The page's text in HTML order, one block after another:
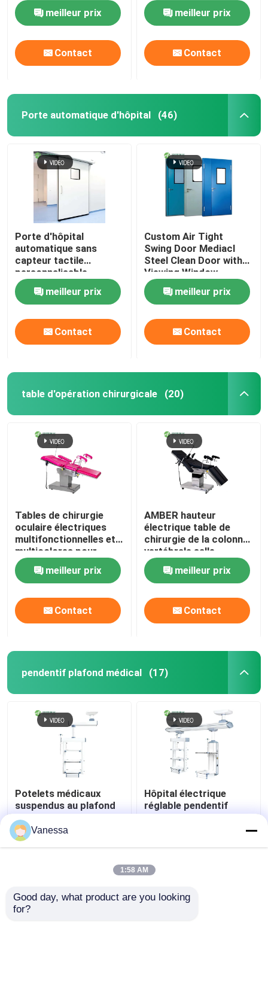
meilleur prix
Contact
meilleur prix
Contact
Porte automatique d'hôpital (46)
Porte d'hôpital
automatique sans
capteur tactile
personnalisable
meilleur prix
Contact
Custom Air Tight
Swing Door Mediacl
Steel Clean Door with
Viewing Window
meilleur prix
Contact
table d'opération chirurgicale (20)
Tables de chirurgie
oculaire électriques
multifonctionnelles et
multicolores pour
hôpitaux
meilleur prix
Contact
AMBER hauteur
électrique table de
chirurgie de la colonne
vertébrale salle
d'opération à
commande à distance
meilleur prix
Contact
pendentif plafond médical (17)
Potelets médicaux
suspendus au plafond
AMBER à fonctions
intégrées et flexibles
meilleur prix
Hôpital électrique
réglable pendentif
médical Boom
meilleur prix
Vanessa
1:58 AM
Good day, what product are you looking
for?